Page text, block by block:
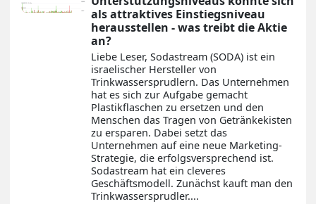
als attraktives Einstiegsniveau
herausstellen - was treibt die Aktie
an?
Liebe Leser, Sodastream (SODA) ist ein
israelischer Hersteller von
Trinkwassersprudlern. Das Unternehmen
hat es sich zur Aufgabe gemacht
Plastikflaschen zu ersetzen und den
Menschen das Tragen von Getränkekisten
zu ersparen. Dabei setzt das
Unternehmen auf eine neue Marketing-
Strategie, die erfolgsversprechend ist.
Sodastream hat ein cleveres
Geschäftsmodell. Zunächst kauft man den
Trinkwassersprudler....